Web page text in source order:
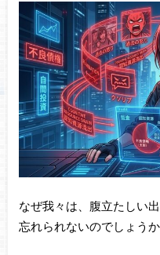
なぜ我々は、腹立たしい
忘れられないのでしょうか